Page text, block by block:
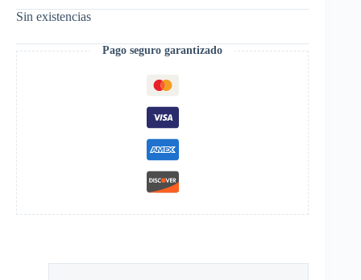
Sin existencias
Pago seguro garantizado